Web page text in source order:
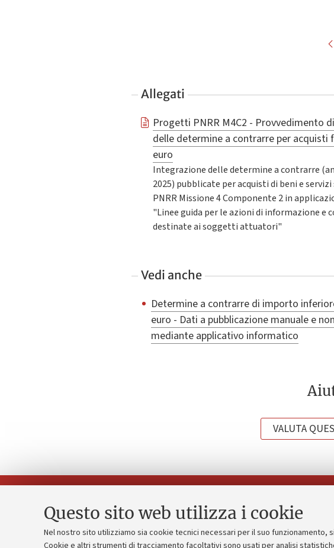
Questo sito web utilizza i cookie
Nel nostro sito utilizziamo sia cookie tecnici necessari per il suo
Cookie e altri strumenti di tracciamento facoltativi sono usati per analisi
Allegati
Progetti PNRR M4C2 - Provvedimento
delle determine a contrarre per acquisti
euro
Integrazione delle determine a contrarre
2025) pubblicate per acquisti di beni e
PNRR Missione 4 Componente 2 in
"Linee guida per le azioni di informazione e
destinate ai soggetti attuatori"
Vedi anche
Determine a contrarre di importo
euro - Dati a pubblicazione manuale e
mediante applicativo informatico
VALUTA
Piano strategico